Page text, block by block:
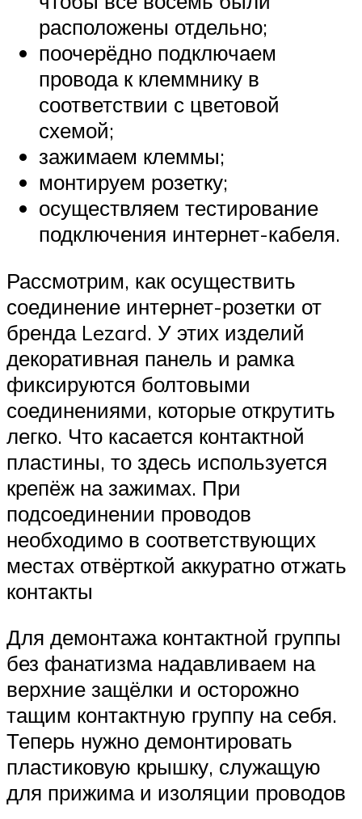
расположены отдельно;
поочерёдно подключаем
провода к клеммнику в
соответствии с цветовой
схемой;
зажимаем клеммы;
монтируем розетку;
осуществляем тестирование
подключения интернет-кабеля.
Рассмотрим, как осуществить
соединение интернет-розетки от
бренда Lezard. У этих изделий
декоративная панель и рамка
фиксируются болтовыми
соединениями, которые открутить
легко. Что касается контактной
пластины, то здесь используется
крепёж на зажимах. При
подсоединении проводов
необходимо в соответствующих
местах отвёрткой аккуратно отжать
контакты
Для демонтажа контактной группы
без фанатизма надавливаем на
верхние защёлки и осторожно
тащим контактную группу на себя.
Теперь нужно демонтировать
пластиковую крышку, служащую
для прижима и изоляции проводов